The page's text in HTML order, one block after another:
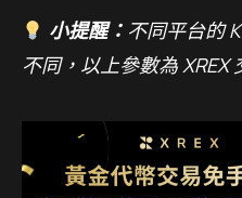
小提醒： 不同平台的
不同，以上參數為 XREX